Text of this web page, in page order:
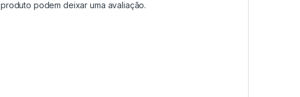
produto podem deixar uma avaliação.